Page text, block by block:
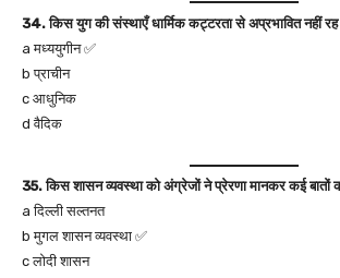
34. किस युग की संस्थाएँ धार्मिक कट्टरता से अप्रभावित नहीं रह
a मध्ययुगीन ✅
b प्राचीन
c आधुनिक
d वैदिक
35. किस शासन व्यवस्था को अंग्रेजों ने प्रेरणा मानकर कई बातों
a दिल्ली सल्तनत
b मुगल शासन व्यवस्था ✅
c लोदी शासन